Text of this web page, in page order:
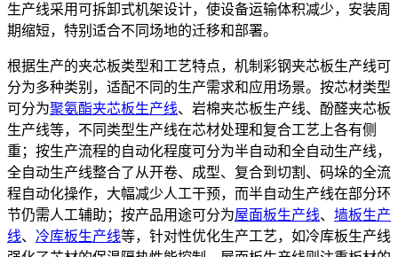
生产线采用可拆卸式机架设计，使设备运输体积减少，安装周
期缩短，特别适合不同场地的迁移和部署。
根据生产的夹芯板类型和工艺特点，机制彩钢夹芯板生产线可
分为多种类别，适配不同的生产需求和应用场景。按芯材类型
可分为聚氨酯夹芯板生产线、岩棉夹芯板生产线、酚醛夹芯板
生产线等，不同类型生产线在芯材处理和复合工艺上各有侧
重；按生产流程的自动化程度可分为半自动和全自动生产线，
全自动生产线整合了从开卷、成型、复合到切割、码垛的全流
程自动化操作，大幅减少人工干预，而半自动生产线在部分环
节仍需人工辅助；按产品用途可分为屋面板生产线、 墙板生产
线、 冷库板生产线等，针对性优化生产工艺，如冷库板生产线